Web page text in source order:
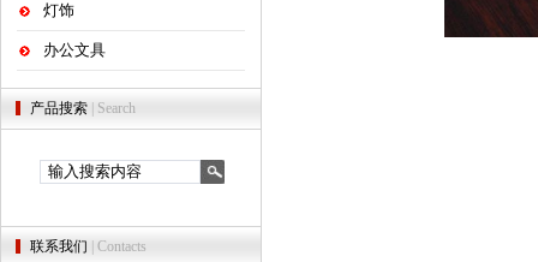
灯饰
办公文具
产品搜索 | Search
联系我们 | Contacts